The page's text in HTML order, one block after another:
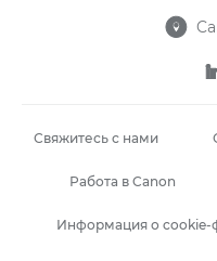

Свяжитесь с нами
Работа в Canon
Информация о cookie-